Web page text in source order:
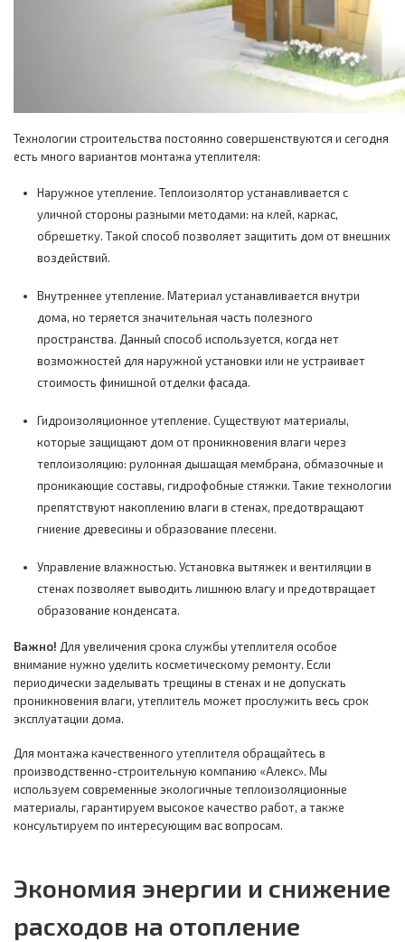
Технологии строительства постоянно совершенствуются и сегодня
есть много вариантов монтажа утеплителя:
Наружное утепление. Теплоизолятор устанавливается с
уличной стороны разными методами: на клей, каркас,
обрешетку. Такой способ позволяет защитить дом от внешних
воздействий.
Внутреннее утепление. Материал устанавливается внутри
дома, но теряется значительная часть полезного
пространства. Данный способ используется, когда нет
возможностей для наружной установки или не устраивает
стоимость финишной отделки фасада.
Гидроизоляционное утепление. Существуют материалы,
которые защищают дом от проникновения влаги через
теплоизоляцию: рулонная дышащая мембрана, обмазочные и
проникающие составы, гидрофобные стяжки. Такие технологии
препятствуют накоплению влаги в стенах, предотвращают
гниение древесины и образование плесени.
Управление влажностью. Установка вытяжек и вентиляции в
стенах позволяет выводить лишнюю влагу и предотвращает
образование конденсата.
Важно! Для увеличения срока службы утеплителя особое
внимание нужно уделить косметическому ремонту. Если
периодически заделывать трещины в стенах и не допускать
проникновения влаги, утеплитель может прослужить весь срок
эксплуатации дома.
Для монтажа качественного утеплителя обращайтесь в
производственно-строительную компанию «Алекс». Мы
используем современные экологичные теплоизоляционные
материалы, гарантируем высокое качество работ, а также
консультируем по интересующим вас вопросам.
Экономия энергии и снижение
расходов на отопление